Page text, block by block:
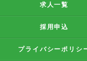
求人一覧
採用申込
プライバシーポリシ